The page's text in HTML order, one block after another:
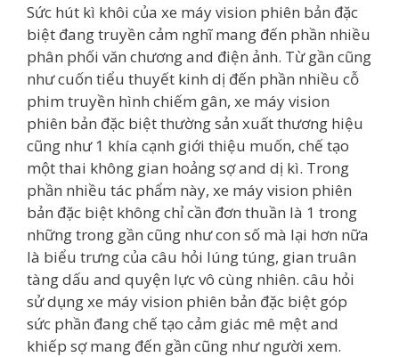
Sức hút kì khôi của xe máy vision phiên bản đặc
biệt đang truyền cảm nghĩ mang đến phần nhiều
phân phối văn chương and điện ảnh. Từ gần cũng
như cuốn tiểu thuyết kinh dị đến phần nhiều cỗ
phim truyền hình chiếm gân, xe máy vision
phiên bản đặc biệt thường sản xuất thương hiệu
cũng như 1 khía cạnh giới thiệu muốn, chế tạo
một thai không gian hoảng sợ and dị kì. Trong
phần nhiều tác phẩm này, xe máy vision phiên
bản đặc biệt không chỉ cần đơn thuần là 1 trong
những trong gần cũng như con số mà lại hơn nữa
là biểu trưng của câu hỏi lúng túng, gian truân
tàng dấu and quyện lực vô cùng nhiên. câu hỏi
sử dụng xe máy vision phiên bản đặc biệt góp
sức phần đang chế tạo cảm giác mê mệt and
khiếp sợ mang đến gần cũng như người xem.